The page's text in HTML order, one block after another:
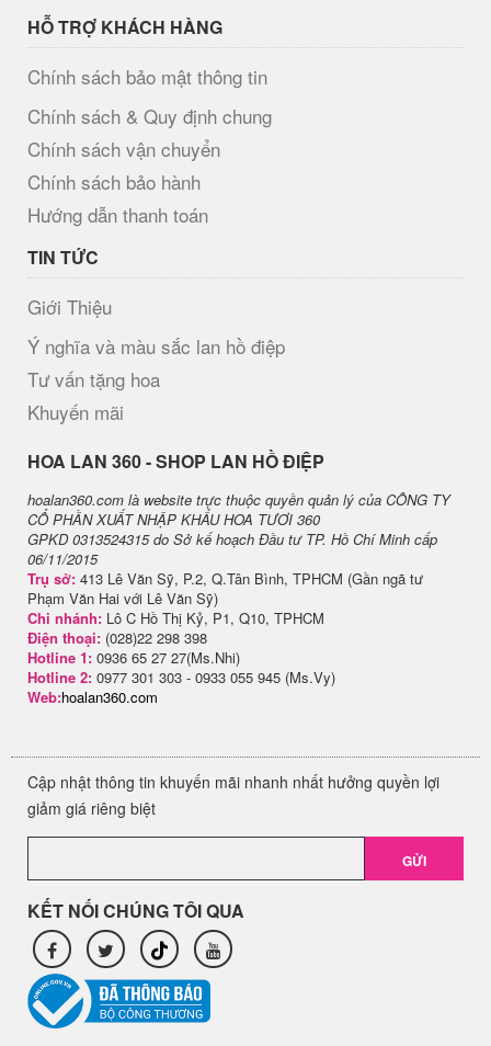
HỖ TRỢ KHÁCH HÀNG
Chính sách bảo mật thông tin
Chính sách & Quy định chung
Chính sách vận chuyển
Chính sách bảo hành
Hướng dẫn thanh toán
TIN TỨC
Giới Thiệu
Ý nghĩa và màu sắc lan hồ điệp
Tư vấn tặng hoa
Khuyến mãi
H​OA LAN 360 - SHOP LAN HỒ ĐIỆP
hoalan360.com là website trực thuộc quyền quản lý của CÔNG TY
CỔ PHẦN XUẤT NHẬP KHẨU HOA TƯƠI 360
GPKD 0313524315 do Sở kế hoạch Đầu tư TP. Hồ Chí Minh cấp
06/11/2015
Trụ sở: 413 Lê Văn Sỹ, P.2, Q.Tân Bình, TPHCM (Gần ngã tư
Phạm Văn Hai với Lê Văn Sỹ)
Chi nhánh: Lô C Hồ Thị Kỷ, P1, Q10, TPHCM
Điện thoại: (028)22 298 398
Hotline 1: 0936 65 27 27(Ms.Nhi)
Hotline 2: 0977 301 303 - 0933 055 945 (Ms.Vy)
Web:hoalan360.com
Cập nhật thông tin khuyến mãi nhanh nhất hưởng quyền lợi
giảm giá riêng biệt
GỬI
KẾT NỐI CHÚNG TÔI QUA